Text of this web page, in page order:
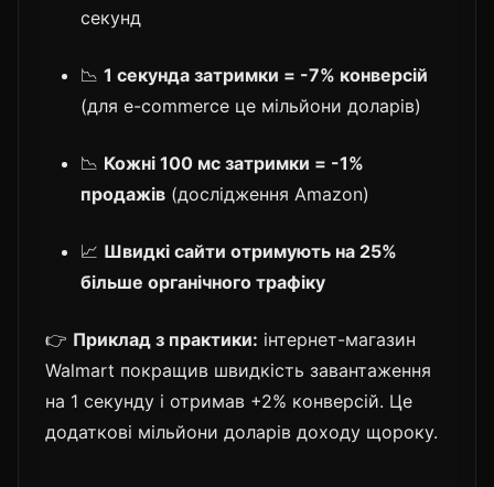
секунд
📉 1 секунда затримки = -7% конверсій
(для e-commerce це мільйони доларів)
📉 Кожні 100 мс затримки = -1%
продажів (дослідження Amazon)
📈 Швидкі сайти отримують на 25%
більше органічного трафіку
👉 Приклад з практики: інтернет-магазин
Walmart покращив швидкість завантаження
на 1 секунду і отримав +2% конверсій. Це
додаткові мільйони доларів доходу щороку.